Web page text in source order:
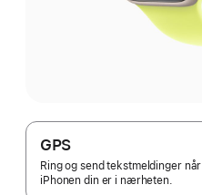
GPS
Ring og send tekstmeldinger når
iPhonen din er i nærheten.